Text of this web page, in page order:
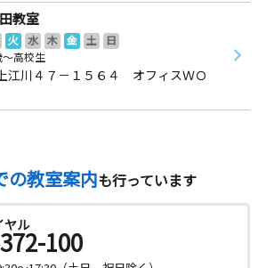
教室
火 水 木 金 土
日
高校生
江川４７－１５６４ オフィスＷＯ
の教室案内も行っています
ヤル
100